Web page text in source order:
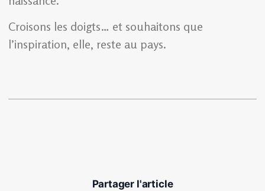
Croisons les doigts… et souhaitons que
l’inspiration, elle, reste au pays.
Partager l'article